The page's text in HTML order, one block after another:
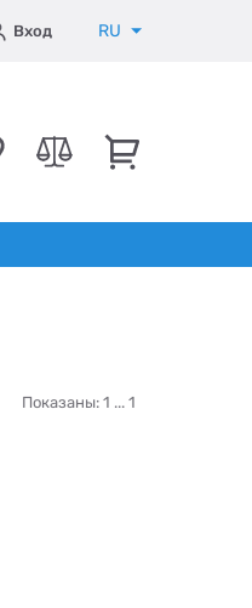
Вход RU
Показаны: 1 ... 1